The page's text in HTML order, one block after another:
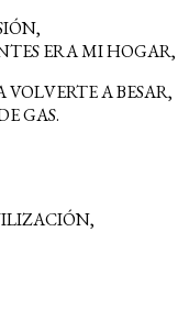
ERA MI HOGAR,
A BESAR,
GAS.